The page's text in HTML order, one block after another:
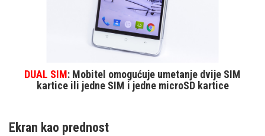
DUAL SIM: Mobitel omogućuje umetanje dvije SIM
kartice ili jedne SIM i jedne microSD kartice
Ekran kao prednost